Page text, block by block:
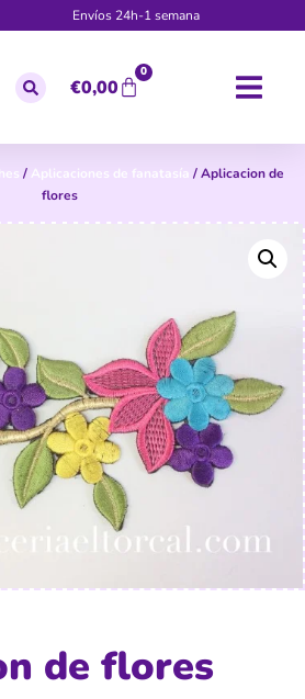
Envíos 24h-1 semana
€0,00
0
/ Aplicaciones de fanatasía / Aplicacion de
flores
de flores